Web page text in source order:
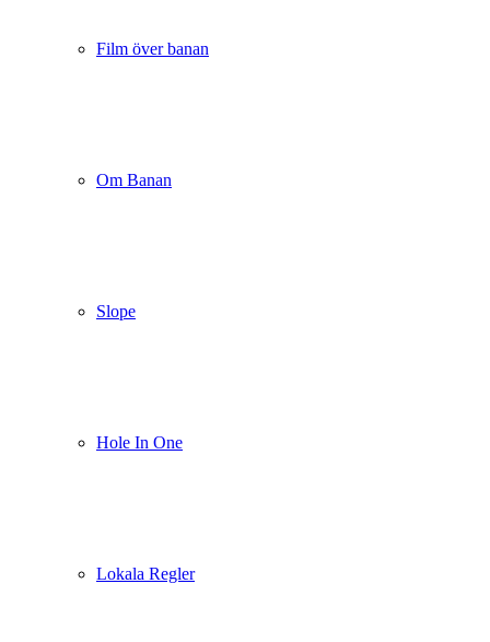
Film över banan
Om Banan
Slope
Hole In One
Lokala Regler